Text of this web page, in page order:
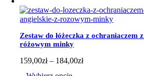
184,00zł
Zestaw do łóżeczka z ochraniaczem
różowym minky
159,00zł – 184,00złZakres